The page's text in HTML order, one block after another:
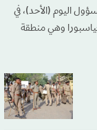
اليوم (الأحد)، في
وهي منطقة